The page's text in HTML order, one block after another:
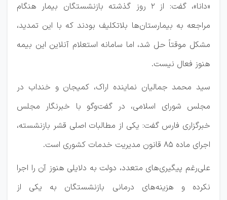
«دانا»، گفت: از ٢ روز گذشته بازنشستگان بیمار هنگام
مراجعه به بیمارستان‌ها بلاتکلیف بودند که با این تمدید،
مشکل موقتاً حل شد، اما سامانه استعلام آنلاین این بیمه
هنوز فعال نیست.
سید محمد جمالیان نماینده اراک‌، کمیجان و خنداب در
مجلس شورای اسلامی‌، در گفت‌وگو با خبرنگار مجلس
خبرگزاری فارس گفت: یکی از مطالبات اصلی قشر بازنشسته،
اجرای ماده ۸۵ قانون مدیریت خدمات کشوری است.
علی‌رغم پیگیری‌های متعدد، دولت به دلایلی هنوز آن را اجرا
نکرده و هزینه‌های درمانی بازنشستگان به یکی از